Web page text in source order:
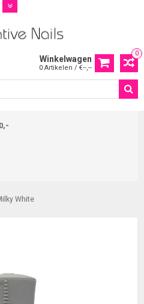
0
Winkelwagen
0 Artikelen / €--,--
White